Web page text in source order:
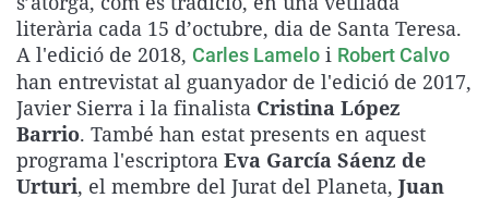
La rosa de los vientos
Gente viajera
Como el perro y el
Caso
Retornados
Equipo de
Operación Viuda
Extremadura
Galicia
La Rioja
Navarra
País Vasco
Virales
Televisión
Elecciones
literària cada 15 d’octubre, dia de Santa Teresa.
A l'edició de 2018, Carles Lamelo i Robert Calvo
han entrevistat al guanyador de l'edició de 2017,
Javier Sierra i la finalista Cristina López
Barrio. També han estat presents en aquest
programa l'escriptora Eva García Sáenz de
Urturi, el membre del Jurat del Planeta, Juan